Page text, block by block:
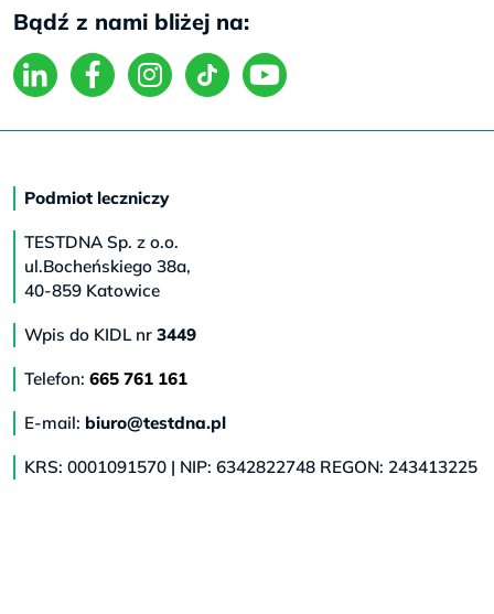
Bądź z nami bliżej na:
Podmiot leczniczy
TESTDNA Sp. z o.o.
ul.Bocheńskiego 38a,
40-859 Katowice
Wpis do KIDL nr 3449
Telefon: 665 761 161
E-mail: biuro@testdna.pl
KRS: 0001091570 | NIP: 6342822748 REGON: 243413225